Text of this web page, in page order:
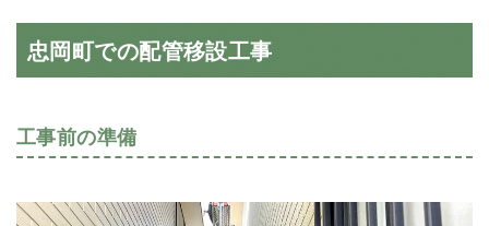
忠岡町での配管移設工事
工事前の準備